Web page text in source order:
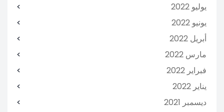
يوليو 2022
يونيو 2022
أبريل 2022
مارس 2022
فبراير 2022
يناير 2022
ديسمبر 2021